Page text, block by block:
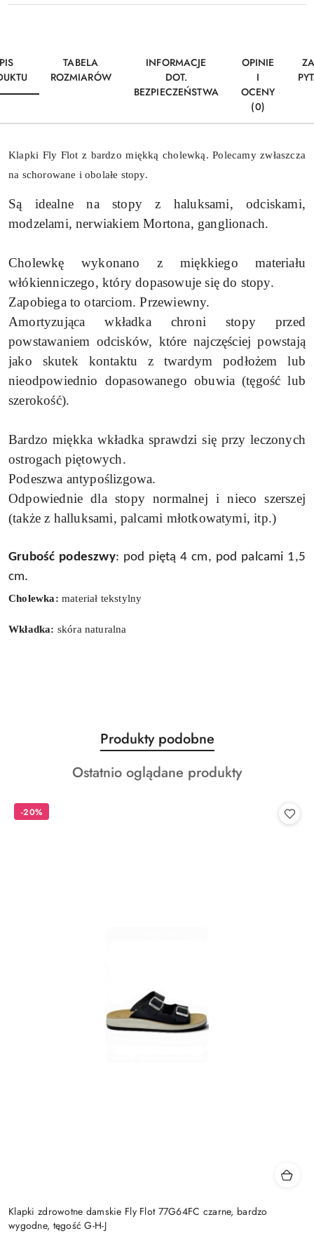
TABELA
ROZMIARÓW
INFORMACJE
DOT.
BEZPIECZEŃSTWA
OPINIE
I
OCENY
(0)
Klapki Fly Flot z bardzo miękką cholewką. Polecamy zwłaszcza
na schorowane i obolałe stopy.
Są idealne na stopy z haluksami, odciskami,
modzelami, nerwiakiem Mortona, ganglionach.
Cholewkę wykonano z miękkiego materiału
włókienniczego, który dopasowuje się do stopy.
Zapobiega to otarciom. Przewiewny.
Amortyzująca wkładka chroni stopy przed
powstawaniem odcisków, które najczęściej powstają
jako skutek kontaktu z twardym podłożem lub
nieodpowiednio dopasowanego obuwia (tęgość lub
szerokość).
Bardzo miękka wkładka sprawdzi się przy leczonych
ostrogach piętowych.
Podeszwa antypoślizgowa.
Odpowiednie dla stopy normalnej i nieco szerszej
(także z halluksami, palcami młotkowatymi, itp.)
Grubość podeszwy: pod piętą 4 cm, pod palcami 1,5
cm.
Cholewka: materiał tekstylny
Wkładka: skóra naturalna
Pomiń karuzelę produktów
Produkty
o
statusie:
Produkty podobne
Produkty
Ostatnio oglądane produkty
Klapki zdrowotne damskie Fly Flot 77G64FC czarne, bardzo
wygodne, tęgość G-H-J
-20%